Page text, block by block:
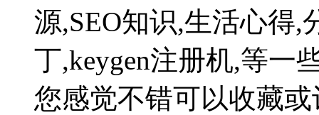
源,SEO知识,生活心得,
丁,keygen注册机,等一
您感觉不错可以收藏